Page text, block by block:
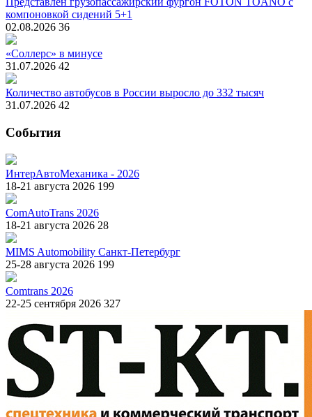
компоновкой сидений 5+1
02.08.2026 36
«Соллерс» в минусе
31.07.2026 42
Количество автобусов в России выросло до 332 тысяч
31.07.2026 42
События
ИнтерАвтоМеханика - 2026
18-21 августа 2026 199
ComAutoTrans 2026
18-21 августа 2026 28
MIMS Automobility Санкт-Петербург
25-28 августа 2026 199
Comtrans 2026
22-25 сентября 2026 327